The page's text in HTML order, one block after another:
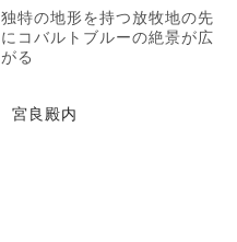
独特の地形を持つ放牧地の先
にコバルトブルーの絶景が広
がる
宮良殿内